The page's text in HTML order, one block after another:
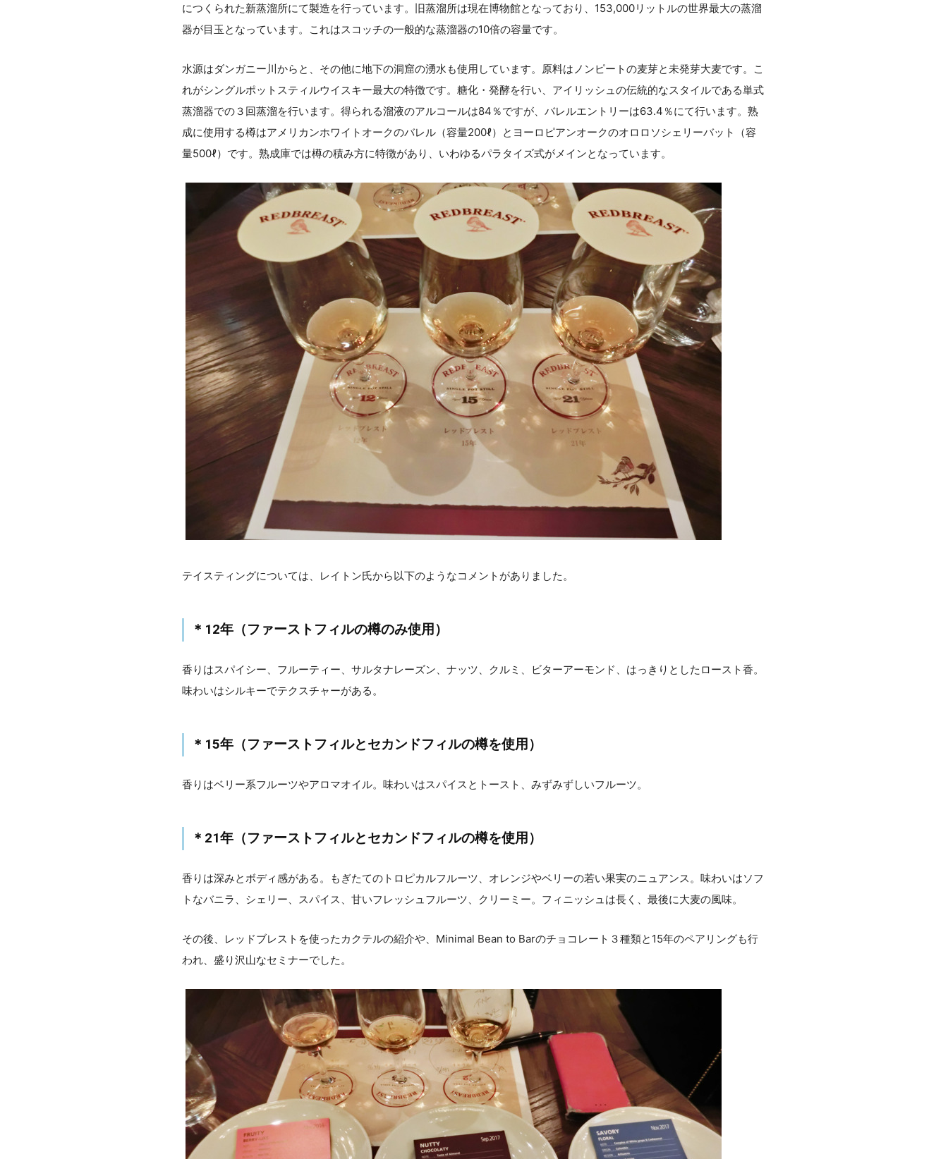
につくられた新蒸溜所にて製造を行っています。旧蒸溜所は現在博物館となっており、153,000リットルの世界最大の蒸溜
器が目玉となっています。これはスコッチの一般的な蒸溜器の10倍の容量です。
水源はダンガニー川からと、その他に地下の洞窟の湧水も使用しています。原料はノンピートの麦芽と未発芽大麦です。こ
れがシングルポットスティルウイスキー最大の特徴です。糖化・発酵を行い、アイリッシュの伝統的なスタイルである単式
蒸溜器での３回蒸溜を行います。得られる溜液のアルコールは84％ですが、バレルエントリーは63.4％にて行います。熟
成に使用する樽はアメリカンホワイトオークのバレル（容量200ℓ）とヨーロピアンオークのオロロソシェリーバット（容
量500ℓ）です。熟成庫では樽の積み方に特徴があり、いわゆるパラタイズ式がメインとなっています。
テイスティングについては、レイトン氏から以下のようなコメントがありました。
＊12年（ファーストフィルの樽のみ使用）
香りはスパイシー、フルーティー、サルタナレーズン、ナッツ、クルミ、ビターアーモンド、はっきりとしたロースト香。
味わいはシルキーでテクスチャーがある。
＊15年（ファーストフィルとセカンドフィルの樽を使用）
香りはベリー系フルーツやアロマオイル。味わいはスパイスとトースト、みずみずしいフルーツ。
＊21年（ファーストフィルとセカンドフィルの樽を使用）
香りは深みとボディ感がある。もぎたてのトロピカルフルーツ、オレンジやベリーの若い果実のニュアンス。味わいはソフ
トなバニラ、シェリー、スパイス、甘いフレッシュフルーツ、クリーミー。フィニッシュは長く、最後に大麦の風味。
その後、レッドブレストを使ったカクテルの紹介や、Minimal Bean to Barのチョコレート３種類と15年のペアリングも行
われ、盛り沢山なセミナーでした。